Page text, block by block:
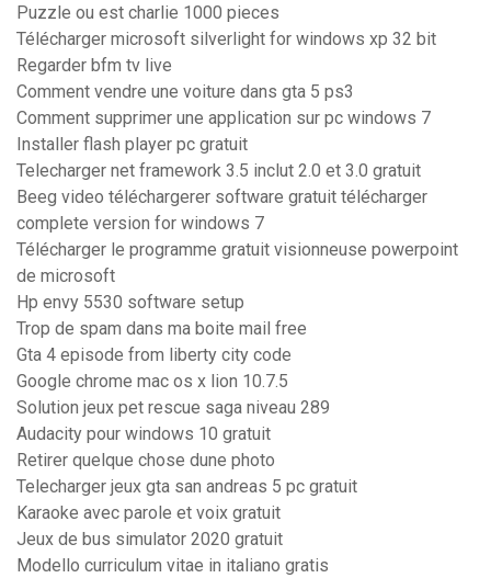
Puzzle ou est charlie 1000 pieces
Télécharger microsoft silverlight for windows xp 32 bit
Regarder bfm tv live
Comment vendre une voiture dans gta 5 ps3
Comment supprimer une application sur pc windows 7
Installer flash player pc gratuit
Telecharger net framework 3.5 inclut 2.0 et 3.0 gratuit
Beeg video téléchargerer software gratuit télécharger
complete version for windows 7
Télécharger le programme gratuit visionneuse powerpoint
de microsoft
Hp envy 5530 software setup
Trop de spam dans ma boite mail free
Gta 4 episode from liberty city code
Google chrome mac os x lion 10.7.5
Solution jeux pet rescue saga niveau 289
Audacity pour windows 10 gratuit
Retirer quelque chose dune photo
Telecharger jeux gta san andreas 5 pc gratuit
Karaoke avec parole et voix gratuit
Jeux de bus simulator 2020 gratuit
Modello curriculum vitae in italiano gratis